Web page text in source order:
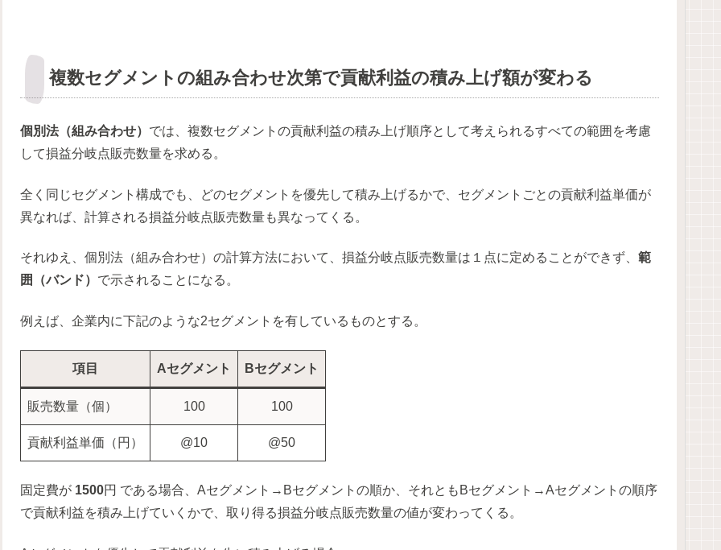
複数セグメントの組み合わせ次第で貢献利益の積み上げ額が変わる
個別法（組み合わせ） では、複数セグメントの貢献利益の積み上げ順序として考えられるすべての範囲を考慮
して損益分岐点販売数量を求める。
全く同じセグメント構成でも、どのセグメントを優先して積み上げるかで、セグメントごとの貢献利益単価が
異なれば、計算される損益分岐点販売数量も異なってくる。
それゆえ、個別法（組み合わせ）の計算方法において、損益分岐点販売数量は１点に定めることができず、 範
囲（バンド） で示されることになる。
例えば、企業内に下記のような2セグメントを有しているものとする。
項目 Aセグメント Bセグメント
販売数量（個） 100 100
貢献利益単価（円） @10 @50
固定費が 1500円 である場合、Aセグメント→Bセグメントの順か、それともBセグメント→Aセグメントの順序
で貢献利益を積み上げていくかで、取り得る損益分岐点販売数量の値が変わってくる。